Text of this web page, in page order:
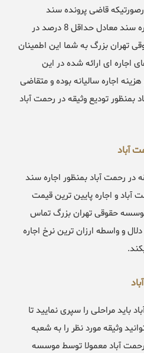
درصورتیکه قاضی پرونده سند
شهرستان را بپذیرد ، مبلغ اجاره سند معادل حداقل 8 درصد در
تهران بزرگ به شما این اطمینان
اجاره ای ارائه شده در این
اجاره سالیانه بوده و متقاضی
بمنظور تودیع وثیقه در رحمت آباد
آباد
در رحمت آباد بمنظور اجاره سند
آباد و اجاره پایین ترین قیمت
حقوقی تهران بزرگ تماس
و واسطه ارزان ترین نرخ اجاره
باید مراحلی را سپری نمایید تا
وثیقه مورد نظر را به شعبه
رحمت آباد معمولا توسط موسسه